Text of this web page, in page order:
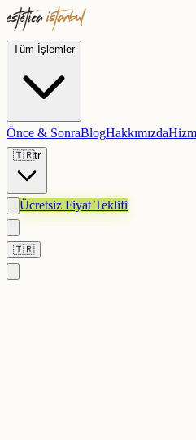
Tüm İşlemler
Önce & SonraBlogHakkımızda
🇹🇷tr
Ücretsiz Fiyat Teklifi
🇹🇷